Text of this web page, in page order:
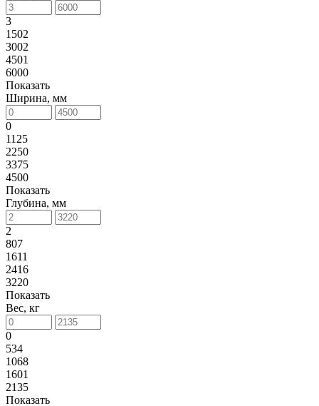
3
1502
3002
4501
6000
Показать
Ширина, мм
0
1125
2250
3375
4500
Показать
Глубина, мм
2
807
1611
2416
3220
Показать
Вес, кг
0
534
1068
1601
2135
Показать